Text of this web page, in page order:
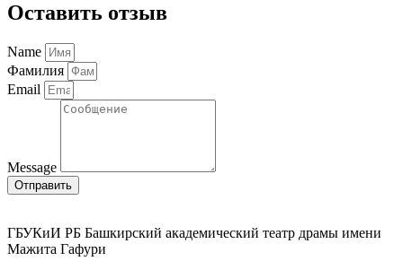
Оставить отзыв
Name
Фамилия
Email
Message
Отправить
ГБУКиИ РБ Башкирский академический театр драмы имени
Мажита Гафури